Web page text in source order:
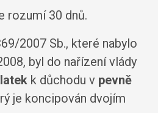
rozumí 30 dnů.
2007 Sb., které nabylo
byl do nařízení vlády
k důchodu v pevně
je koncipován dvojím